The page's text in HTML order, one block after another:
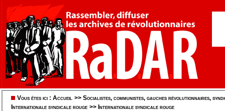
Vous êtes ici : Accueil >> Socialistes, communistes, gauches révolutionnaires,
Internationale syndicale rouge >> Internationale syndicale rouge